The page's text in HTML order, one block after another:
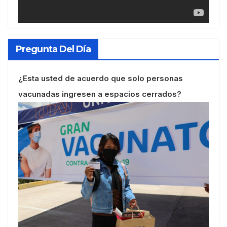
Pregunta Del Día
¿Esta usted de acuerdo que solo personas
vacunadas ingresen a espacios cerrados?